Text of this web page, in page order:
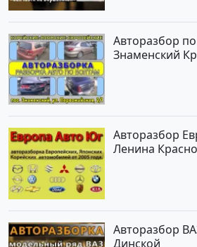
Авторазбор
Знаменский
Авторазбор
Ленина
Авторазбор
Динской